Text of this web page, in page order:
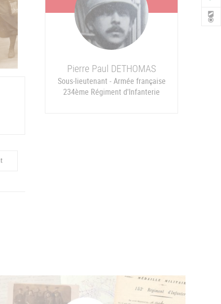
Pierre Paul DETHOMAS
Sous-lieutenant - Armée française
234ème Régiment d'Infanterie